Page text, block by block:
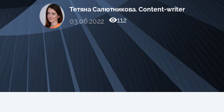
Тетяна Салютникова. Content-writer
03.06.2022 112